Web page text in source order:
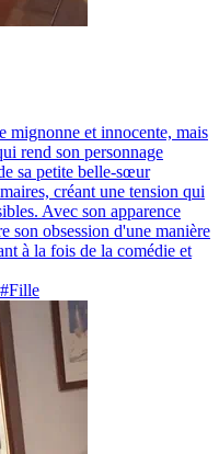
mignonne et innocente, mais
rend son personnage
sa petite belle-sœur
créant une tension qui
Avec son apparence
son obsession d'une manière
à la fois de la comédie et